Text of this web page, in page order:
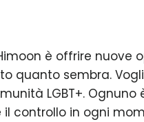
è offrire
quanto sembra.
LGBT+.
controllo in ogni